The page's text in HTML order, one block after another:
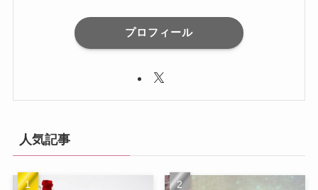
プロフィール
人気記事